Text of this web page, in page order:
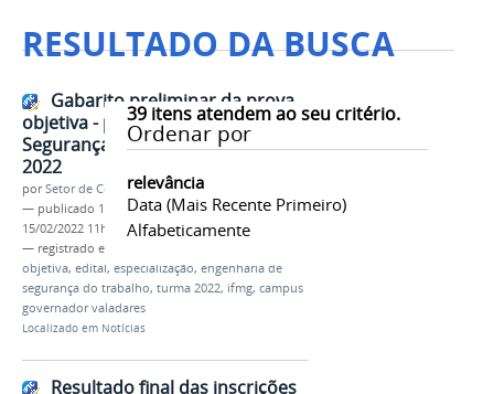
RESULTADO DA BUSCA
39itens atendem ao seu critério.
Ordenar por
relevância
Data (mais Recente Primeiro)
Alfabeticamente
Gabarito preliminar da prova
objetiva - pós em Engenharia de
Segurança do Trabalho Turma
2022
porSetor de Comunicação
— publicado 15/02/2022 —última modificação
15/02/2022 11h24
— registrado em:
objetiva, edital, especialização, engenharia de
segurança do trabalho, turma 2022, ifmg, campus
governador valadares
Localizado em Notícias
Resultado final das inscrições